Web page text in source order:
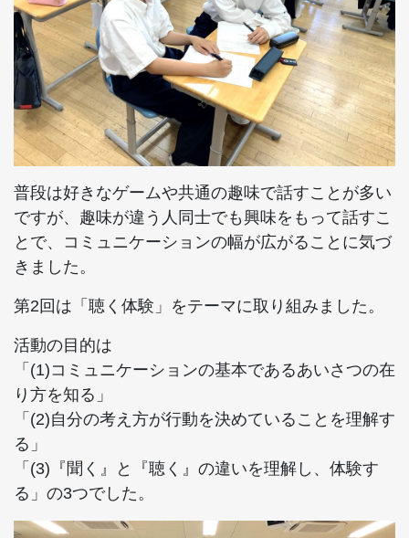
普段は好きなゲームや共通の趣味で話すことが多い
ですが、趣味が違う人同士でも興味をもって話すこ
とで、コミュニケーションの幅が広がることに気づ
きました。
第2回は「聴く体験」をテーマに取り組みました。
活動の目的は
「(1)コミュニケーションの基本であるあいさつの在
り方を知る」
「(2)自分の考え方が行動を決めていることを理解す
る」
「(3)『聞く』と『聴く』の違いを理解し、体験す
る」の3つでした。